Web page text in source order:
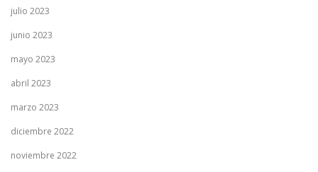
julio 2023
junio 2023
mayo 2023
abril 2023
marzo 2023
diciembre 2022
noviembre 2022